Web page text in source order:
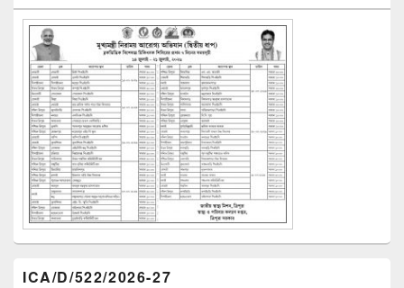
ICA/D/522/2026-27